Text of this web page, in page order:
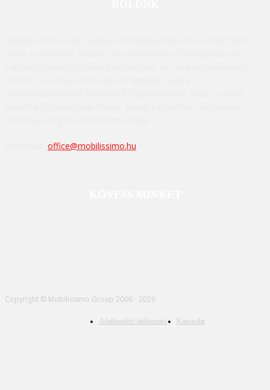
office@mobilissimo.hu
Copyright © Mobilissimo Group 2006 - 2026
Adatkezelési tájékoztató Kapcsolat